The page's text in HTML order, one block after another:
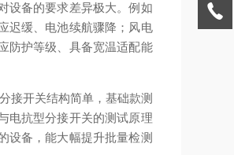
设备的要求差异极大。例如
迟缓、电池续航骤降；风电
防护等级、具备宽温适配能
接开关结构简单，基础款测
电抗型分接开关的测试原理
设备，能大幅提升批量检测